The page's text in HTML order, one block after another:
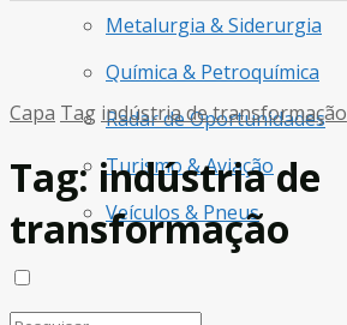
Metalurgia & Siderurgia
Química & Petroquímica
Radar de Oportunidades
Turismo & Aviação
Veículos & Pneus
Capa Tag indústria de transformação
Tag:indústria de
transformação